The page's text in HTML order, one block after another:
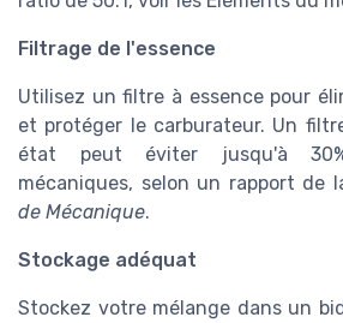
Filtrage de l'essence
Utilisez un filtre à essence pour
et protéger le carburateur. Un
état peut éviter jusqu'à
mécaniques, selon un rapport de
de Mécanique.
Stockage adéquat
Stockez votre mélange dans un